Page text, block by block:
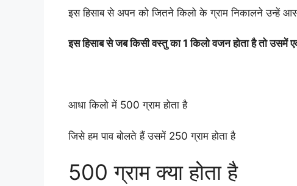
इस हिसाब से अपन को जितने किलो के ग्राम निकालने उन्हें
इस हिसाब से जब किसी वस्तु का 1 किलो वजन होता है तो उसमें
आधा किलो में 500 ग्राम होता है
जिसे हम पाव बोलते हैं उसमें 250 ग्राम होता है
500 ग्राम क्या होता है